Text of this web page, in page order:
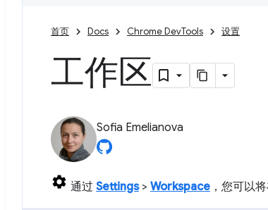
首页 Docs Chrome DevTools 设置
工作区
Sofia Emelianova
通过 Settings> Workspace ，您可以